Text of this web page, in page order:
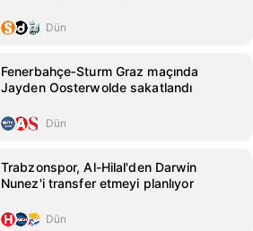
Dün
Fenerbahçe‑Sturm Graz maçında
Jayden Oosterwolde sakatlandı
Dün
Trabzonspor, Al-Hilal'den Darwin
Nunez'i transfer etmeyi planlıyor
Dün